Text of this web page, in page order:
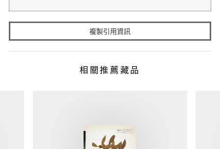
複製引用資訊
相關推薦藏品